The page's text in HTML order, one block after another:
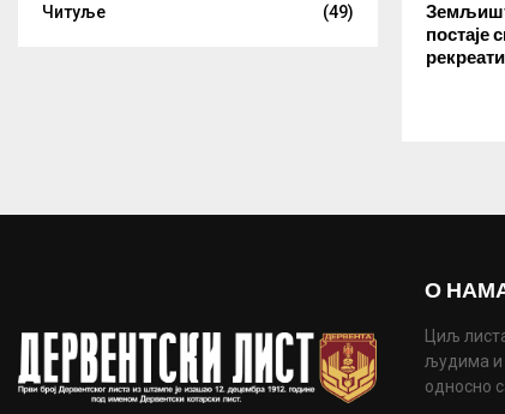
постаје
Читуље
(49)
О
Циљ
људима и
односно